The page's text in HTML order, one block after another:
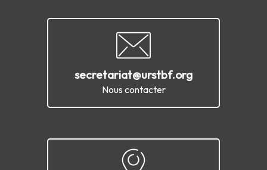
secretariat@urstbf.org
Nous contacter